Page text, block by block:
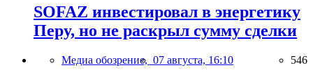
SOFAZ инвестировал в энергетику
Перу, но не раскрыл сумму сделки
Медиа обозрение, 07 августа, 16:10 546